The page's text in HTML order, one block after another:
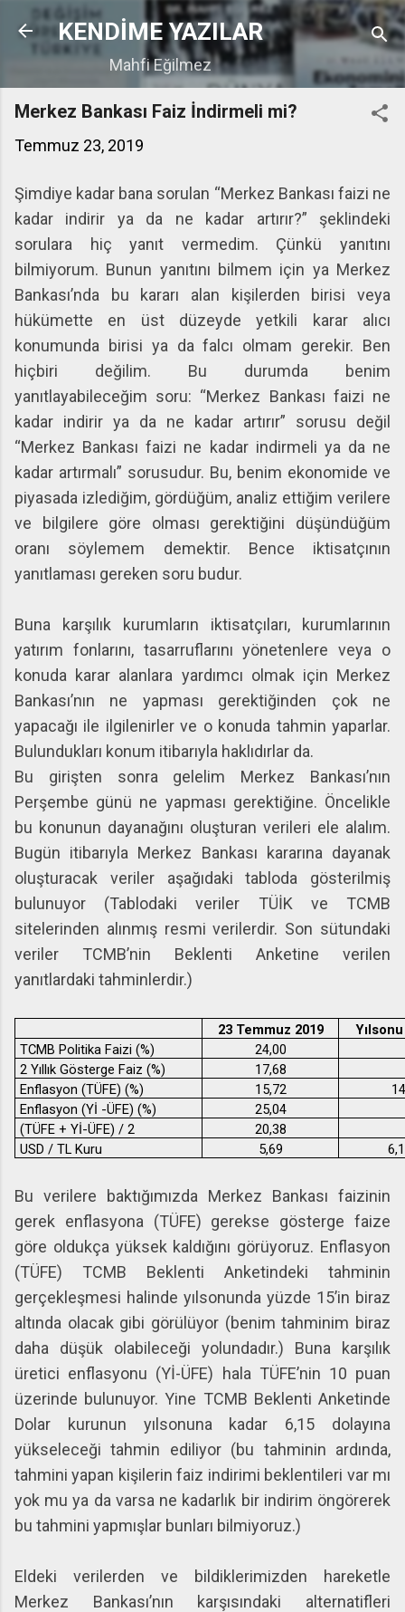
Ana içeriğe atla
KENDİME YAZILAR
Mahfi Eğilmez
Merkez Bankası Faiz İndirmeli mi?
Temmuz 23, 2019
Şimdiye kadar bana sorulan “Merkez Bankası faizi ne
kadar indirir ya da ne kadar artırır?” şeklindeki
sorulara hiç yanıt vermedim. Çünkü yanıtını
bilmiyorum. Bunun yanıtını bilmem için ya Merkez
Bankası’nda bu kararı alan kişilerden birisi veya
hükümette en üst düzeyde yetkili karar alıcı
konumunda birisi ya da falcı olmam gerekir. Ben
hiçbiri değilim. Bu durumda benim
yanıtlayabileceğim soru: “Merkez Bankası faizi ne
kadar indirir ya da ne kadar artırır” sorusu değil
“Merkez Bankası faizi ne kadar indirmeli ya da ne
kadar artırmalı” sorusudur. Bu, benim ekonomide ve
piyasada izlediğim, gördüğüm, analiz ettiğim verilere
ve bilgilere göre olması gerektiğini düşündüğüm
oranı söylemem demektir. Bence iktisatçının
yanıtlaması gereken soru budur.
Buna karşılık kurumların iktisatçıları, kurumlarının
yatırım fonlarını, tasarruflarını yönetenlere veya o
konuda karar alanlara yardımcı olmak için Merkez
Bankası’nın ne yapması gerektiğinden çok ne
yapacağı ile ilgilenirler ve o konuda tahmin yaparlar.
Bulundukları konum itibarıyla haklıdırlar da.
Bu girişten sonra gelelim Merkez Bankası’nın
Perşembe günü ne yapması gerektiğine. Öncelikle
bu konunun dayanağını oluşturan verileri ele alalım.
Bugün itibarıyla Merkez Bankası kararına dayanak
oluşturacak veriler aşağıdaki tabloda gösterilmiş
bulunuyor (Tablodaki veriler TÜİK ve TCMB
sitelerinden alınmış resmi verilerdir. Son sütundaki
veriler TCMB’nin Beklenti Anketine verilen
yanıtlardaki tahminlerdir.)
23 Temmuz 2019
TCMB Politika Faizi (%)
24,00
2 Yıllık Gösterge Faiz (%)
17,68
Enflasyon (TÜFE) (%)
15,72
Enflasyon (Yİ -ÜFE) (%)
25,04
(TÜFE + Yİ-ÜFE) / 2
20,38
USD / TL Kuru
5,69
Bu verilere baktığımızda Merkez Bankası faizinin
gerek enflasyona (TÜFE) gerekse gösterge faize
göre oldukça yüksek kaldığını görüyoruz. Enflasyon
(TÜFE) TCMB Beklenti Anketindeki tahminin
gerçekleşmesi halinde yılsonunda yüzde 15’in biraz
altında olacak gibi görülüyor (benim tahminim biraz
daha düşük olabileceği yolundadır.) Buna karşılık
üretici enflasyonu (Yİ-ÜFE) hala TÜFE’nin 10 puan
üzerinde bulunuyor. Yine TCMB Beklenti Anketinde
Dolar kurunun yılsonuna kadar 6,15 dolayına
yükseleceği tahmin ediliyor (bu tahminin ardında,
tahmini yapan kişilerin faiz indirimi beklentileri var mı
yok mu ya da varsa ne kadarlık bir indirim öngörerek
bu tahmini yapmışlar bunları bilmiyoruz.)
Eldeki verilerden ve bildiklerimizden hareketle
Merkez Bankası’nın karşısındaki alternatifleri